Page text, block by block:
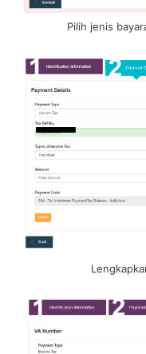
Pilih jenis